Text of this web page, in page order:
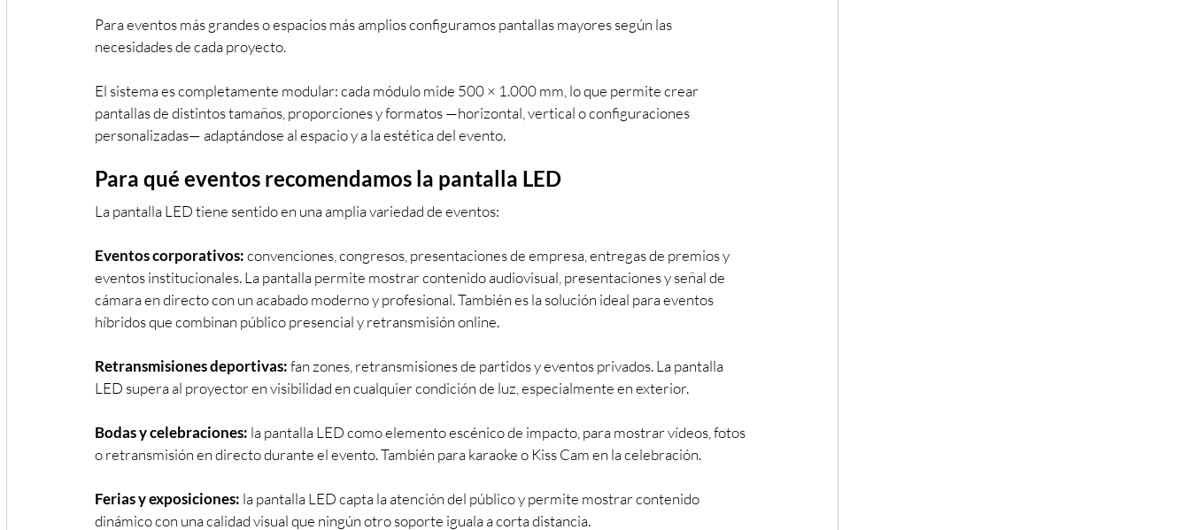
Para eventos más grandes o espacios más amplios configuramos pantallas mayores según las
necesidades de cada proyecto.
El sistema es completamente modular: cada módulo mide 500 × 1.000 mm, lo que permite crear
pantallas de distintos tamaños, proporciones y formatos —horizontal, vertical o configuraciones
personalizadas— adaptándose al espacio y a la estética del evento.
Para qué eventos recomendamos la pantalla LED
La pantalla LED tiene sentido en una amplia variedad de eventos:
Eventos corporativos: convenciones, congresos, presentaciones de empresa, entregas de premios y
eventos institucionales. La pantalla permite mostrar contenido audiovisual, presentaciones y señal de
cámara en directo con un acabado moderno y profesional. También es la solución ideal para eventos
híbridos que combinan público presencial y retransmisión online.
Retransmisiones deportivas: fan zones, retransmisiones de partidos y eventos privados. La pantalla
LED supera al proyector en visibilidad en cualquier condición de luz, especialmente en exterior.
Bodas y celebraciones: la pantalla LED como elemento escénico de impacto, para mostrar vídeos, fotos
o retransmisión en directo durante el evento. También para karaoke o Kiss Cam en la celebración.
Ferias y exposiciones: la pantalla LED capta la atención del público y permite mostrar contenido
dinámico con una calidad visual que ningún otro soporte iguala a corta distancia.